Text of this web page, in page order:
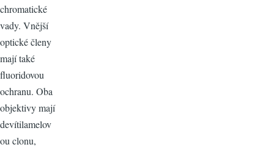
chromatické
vady. Vnější
optické členy
mají také
fluoridovou
ochranu. Oba
objektivy mají
devítilamelov
ou clonu,